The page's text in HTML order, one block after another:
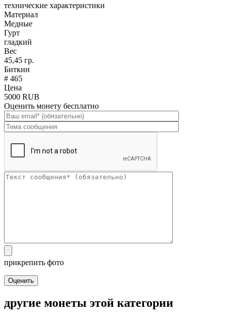
технические характеристики
Материал
Медные
Гурт
гладкий
Вес
45,45 гр.
Биткин
# 465
Цена
5000 RUB
Оценить монету бесплатно
прикрепить фото
Оценить
другие монеты этой категории